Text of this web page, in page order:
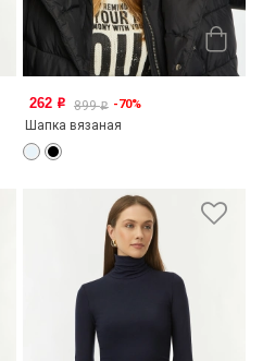
262 o 899o -70%
Шапка вязаная